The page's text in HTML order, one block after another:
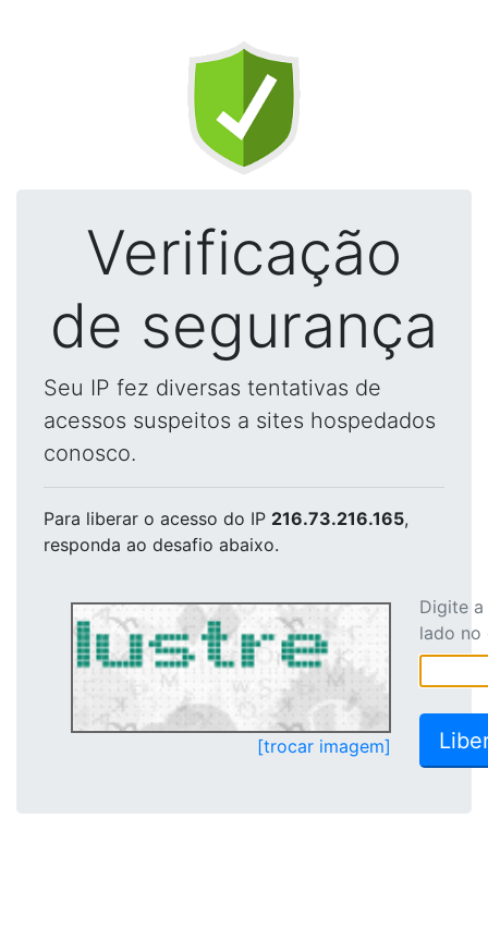
Verificação
de segurança
Seu IP fez diversas tentativas de
acessos suspeitos a sites hospedados
conosco.
Para liberar o acesso do IP 216.73.216.165,
responda ao desafio abaixo.
[trocar imagem]
Digite
lado no